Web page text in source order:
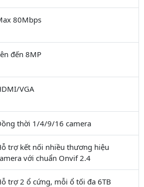
80Mbps
đến 8MP
VGA
thời 1/4/9/16 camera
trợ kết nối nhiều thương hiệu
với chuẩn Onvif 2.4
trợ 2 ổ cứng, mỗi ổ tối đa 6TB